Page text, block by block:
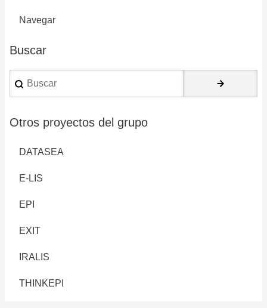
Navegar
Buscar
Buscar
Otros proyectos del grupo
DATASEA
E-LIS
EPI
EXIT
IRALIS
THINKEPI